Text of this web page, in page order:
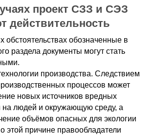
проект СЗЗ и СЭЗ
действительность
обстоятельствах обозначенные в
раздела документы могут стать
производства. Следствием
процессов может
новых источников вредных
на людей и окружающую среду, а
объёмов опасных для экологии
этой причине правообладатели